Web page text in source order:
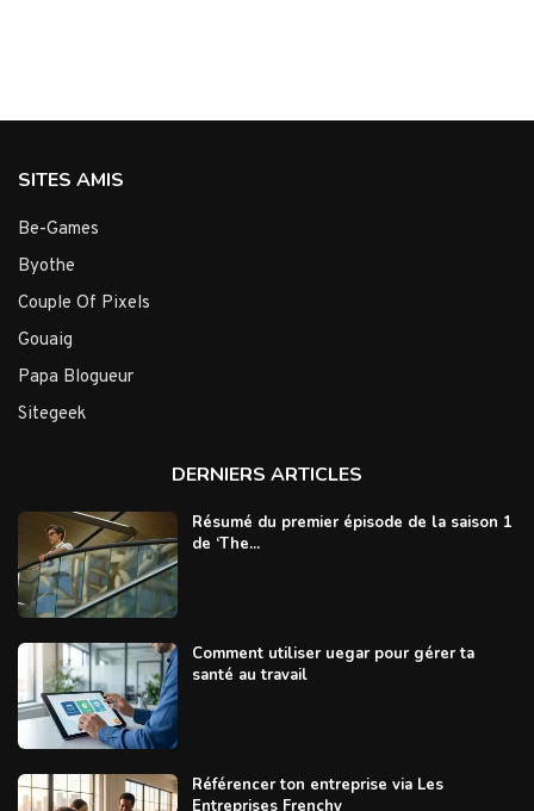
SITES AMIS
Be-Games
Byothe
Couple Of Pixels
Gouaig
Papa Blogueur
Sitegeek
DERNIERS ARTICLES
Résumé du premier épisode de la saison 1
de ‘The...
Comment utiliser uegar pour gérer ta
santé au travail
Référencer ton entreprise via Les
Entreprises Frenchy